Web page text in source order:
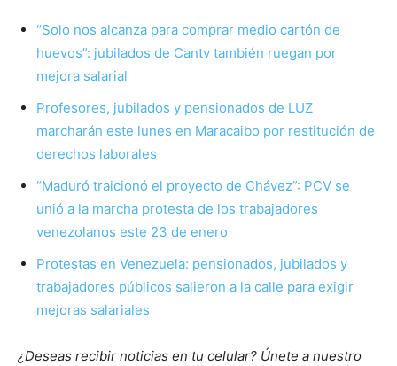
“Solo nos alcanza para comprar medio cartón de
huevos”: jubilados de Cantv también ruegan por
mejora salarial
Profesores, jubilados y pensionados de LUZ
marcharán este lunes en Maracaibo por restitución de
derechos laborales
“Maduró traicionó el proyecto de Chávez”: PCV se
unió a la marcha protesta de los trabajadores
venezolanos este 23 de enero
Protestas en Venezuela: pensionados, jubilados y
trabajadores públicos salieron a la calle para exigir
mejoras salariales
¿Deseas recibir noticias en tu celular? Únete a nuestro